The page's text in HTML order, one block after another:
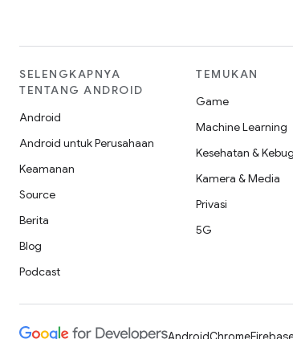
SELENGKAPNYA
TENTANG ANDROID
Android
Android untuk Perusahaan
Keamanan
Source
Berita
Blog
Podcast
TEMUKAN
Game
Machine Learning
Kesehatan &
Kamera & Media
Privasi
5G